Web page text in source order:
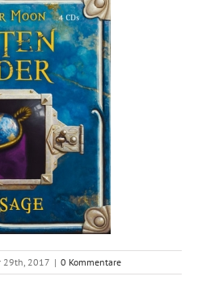
29th, 2017 | 0 Kommentare